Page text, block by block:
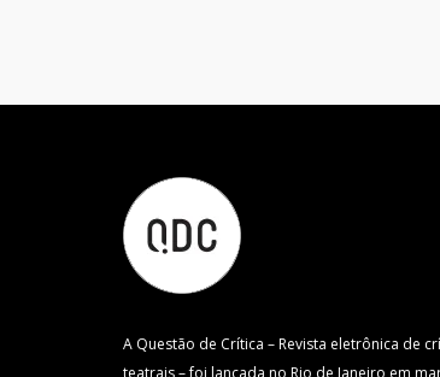
A Questão de Crítica – Revista eletrônica de
teatrais – foi lançada no Rio de Janeiro em